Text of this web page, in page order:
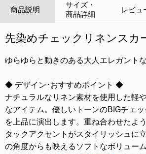
商品説明
サイズ・
商品詳細
レビュ
先染めチェックリネンスカ
ゆらゆらと動きのある大人エレガント
◆ デザイン･おすすめポイント ◆
ナチュラルなリネン素材を使用した軽
なアイテム。優しいトーンのBIGチェ
を上品に演出します。重ね合わせたよ
タックアクセントがスタイリッシュに
の角度からも映えるソフトなボリュー